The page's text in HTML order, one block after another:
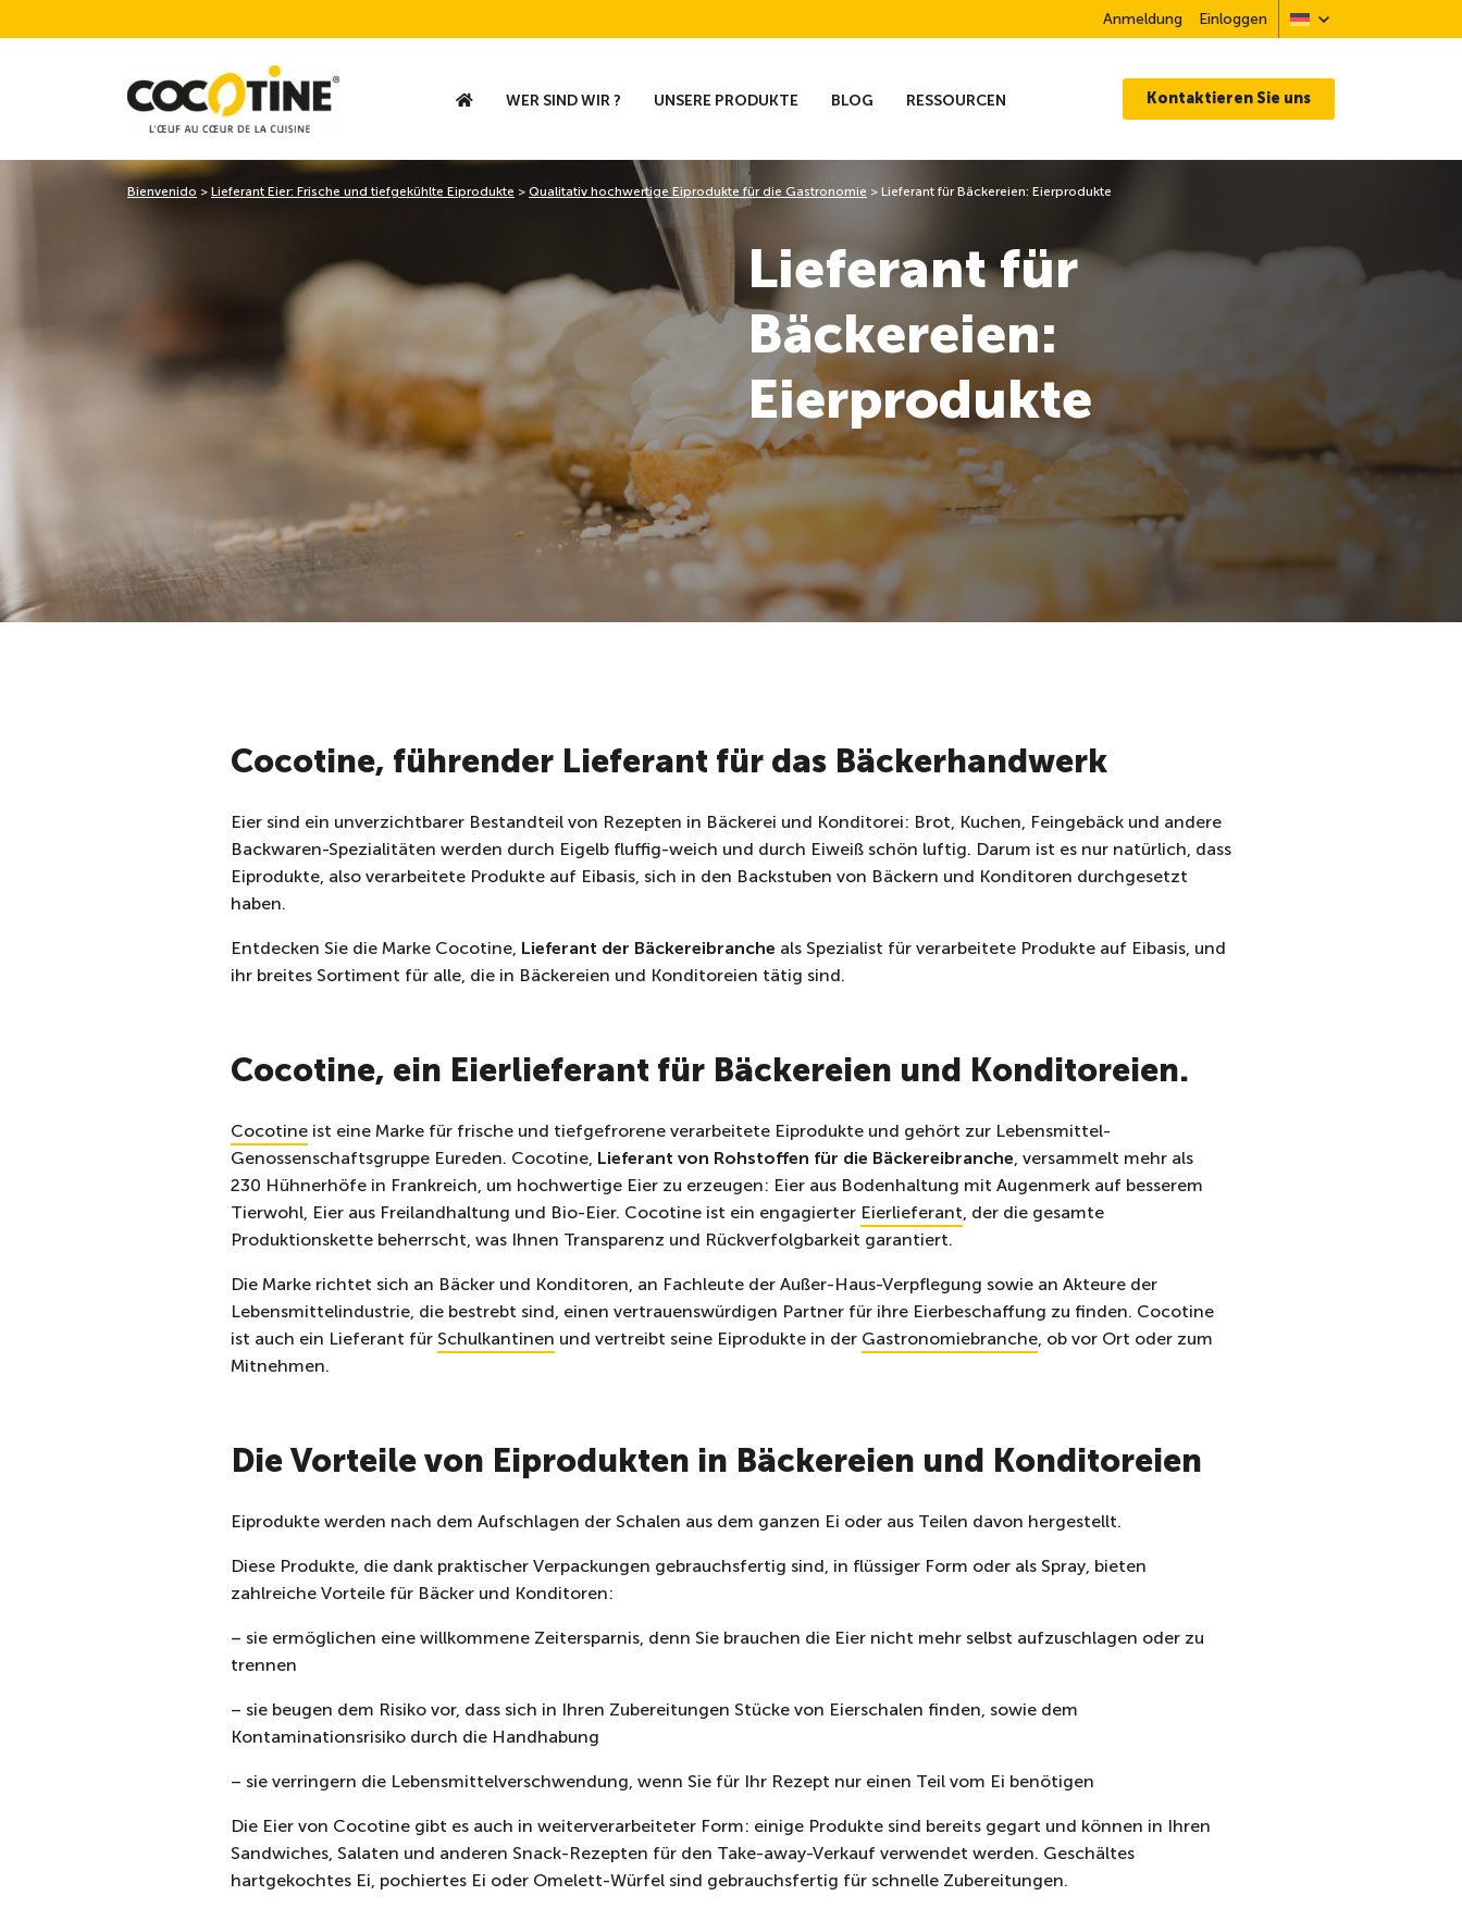
Anmeldung Einloggen
WER SIND WIR ? UNSERE PRODUKTE BLOG RESSOURCEN Kontaktieren Sie uns
Lieferant für
Bäckereien:
Eierprodukte
Bienvenido > Lieferant Eier: Frische und tiefgekühlte Eiprodukte > Qualitativ hochwertige Eiprodukte für die Gastronomie > Lieferant für Bäckereien: Eierprodukte
Cocotine, führender Lieferant für das Bäckerhandwerk
Eier sind ein unverzichtbarer Bestandteil von Rezepten in Bäckerei und Konditorei: Brot, Kuchen, Feingebäck und andere
Backwaren-Spezialitäten werden durch Eigelb fluffig-weich und durch Eiweiß schön luftig. Darum ist es nur natürlich, dass
Eiprodukte, also verarbeitete Produkte auf Eibasis, sich in den Backstuben von Bäckern und Konditoren durchgesetzt
haben.
Entdecken Sie die Marke Cocotine, Lieferant der Bäckereibranche als Spezialist für verarbeitete Produkte auf Eibasis, und
ihr breites Sortiment für alle, die in Bäckereien und Konditoreien tätig sind.
Cocotine, ein Eierlieferant für Bäckereien und Konditoreien.
Cocotine ist eine Marke für frische und tiefgefrorene verarbeitete Eiprodukte und gehört zur Lebensmittel-
Genossenschaftsgruppe Eureden. Cocotine, Lieferant von Rohstoffen für die Bäckereibranche, versammelt mehr als
230 Hühnerhöfe in Frankreich, um hochwertige Eier zu erzeugen: Eier aus Bodenhaltung mit Augenmerk auf besserem
Tierwohl, Eier aus Freilandhaltung und Bio-Eier. Cocotine ist ein engagierter Eierlieferant, der die gesamte
Produktionskette beherrscht, was Ihnen Transparenz und Rückverfolgbarkeit garantiert.
Die Marke richtet sich an Bäcker und Konditoren, an Fachleute der Außer-Haus-Verpflegung sowie an Akteure der
Lebensmittelindustrie, die bestrebt sind, einen vertrauenswürdigen Partner für ihre Eierbeschaffung zu finden. Cocotine
ist auch ein Lieferant für Schulkantinen und vertreibt seine Eiprodukte in der Gastronomiebranche, ob vor Ort oder zum
Mitnehmen.
Die Vorteile von Eiprodukten in Bäckereien und Konditoreien
Eiprodukte werden nach dem Aufschlagen der Schalen aus dem ganzen Ei oder aus Teilen davon hergestellt.
Diese Produkte, die dank praktischer Verpackungen gebrauchsfertig sind, in flüssiger Form oder als Spray, bieten
zahlreiche Vorteile für Bäcker und Konditoren:
– sie ermöglichen eine willkommene Zeitersparnis, denn Sie brauchen die Eier nicht mehr selbst aufzuschlagen oder zu
trennen
– sie beugen dem Risiko vor, dass sich in Ihren Zubereitungen Stücke von Eierschalen finden, sowie dem
Kontaminationsrisiko durch die Handhabung
– sie verringern die Lebensmittelverschwendung, wenn Sie für Ihr Rezept nur einen Teil vom Ei benötigen
Die Eier von Cocotine gibt es auch in weiterverarbeiteter Form: einige Produkte sind bereits gegart und können in Ihren
Sandwiches, Salaten und anderen Snack-Rezepten für den Take-away-Verkauf verwendet werden. Geschältes
hartgekochtes Ei, pochiertes Ei oder Omelett-Würfel sind gebrauchsfertig für schnelle Zubereitungen.